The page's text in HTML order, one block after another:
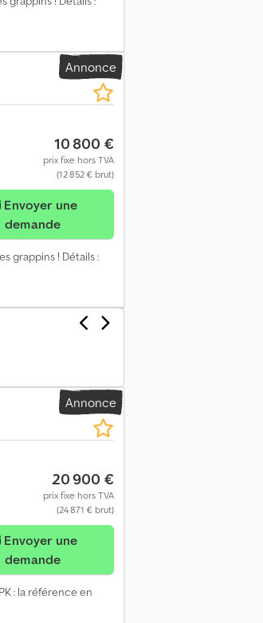
Annonce
Demander plus d'images
10 800 €
prix fixe hors TVA
(12 852 € brut)
demande
grappins ! Détails :
Annonce
Demander plus d'images
20 900 €
prix fixe hors TVA
(24 871 € brut)
demande
: la référence en